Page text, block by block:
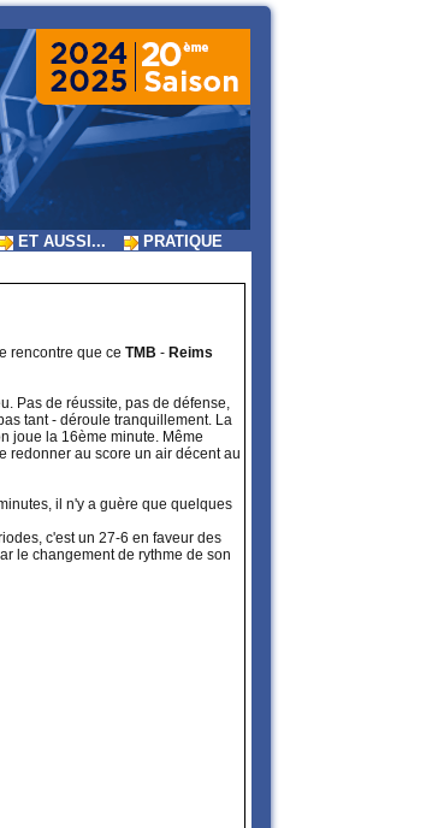
ET AUSSI... PRATIQUE
rencontre que ce TMB - Reims
Pas de réussite, pas de défense,
tant - déroule tranquillement. La
joue la 16ème minute. Même
redonner au score un air décent au
il n'y a guère que quelques
c'est un 27-6 en faveur des
le changement de rythme de son